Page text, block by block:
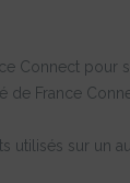
Connect
France
utilisés sur un